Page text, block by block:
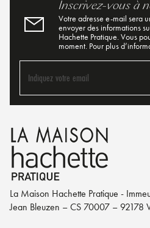
Inscrivez-vous à
Votre adresse e-mail sera
envoyer des informations
Hachette Pratique. Vous
moment. Pour plus
Indiquez votre email
La Maison Hachette Pratique -
Jean Bleuzen – CS 70007 – 92178